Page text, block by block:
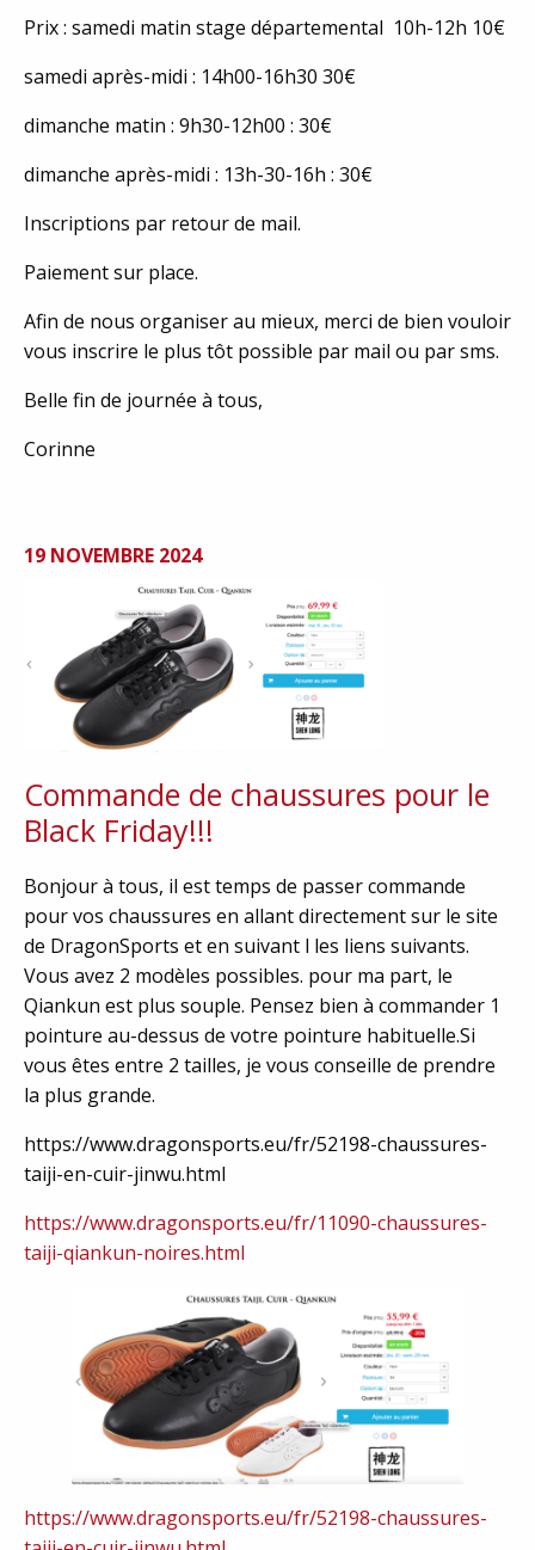
Prix : samedi matin stage départemental 10h-12h 10€
samedi après-midi : 14h00-16h30 30€
dimanche matin : 9h30-12h00 : 30€
dimanche après-midi : 13h-30-16h : 30€
Inscriptions par retour de mail.
Paiement sur place.
Afin de nous organiser au mieux, merci de bien vouloir
vous inscrire le plus tôt possible par mail ou par sms.
Belle fin de journée à tous,
Corinne
19 NOVEMBRE 2024
Commande de chaussures pour le
Black Friday!!!
Bonjour à tous, il est temps de passer commande
pour vos chaussures en allant directement sur le site
de DragonSports et en suivant l les liens suivants.
Vous avez 2 modèles possibles. pour ma part, le
Qiankun est plus souple. Pensez bien à commander 1
pointure au-dessus de votre pointure habituelle.Si
vous êtes entre 2 tailles, je vous conseille de prendre
la plus grande.
https://www.dragonsports.eu/fr/52198-chaussures-
taiji-en-cuir-jinwu.html
https://www.dragonsports.eu/fr/11090-chaussures-
taiji-qiankun-noires.html
https://www.dragonsports.eu/fr/52198-chaussures-